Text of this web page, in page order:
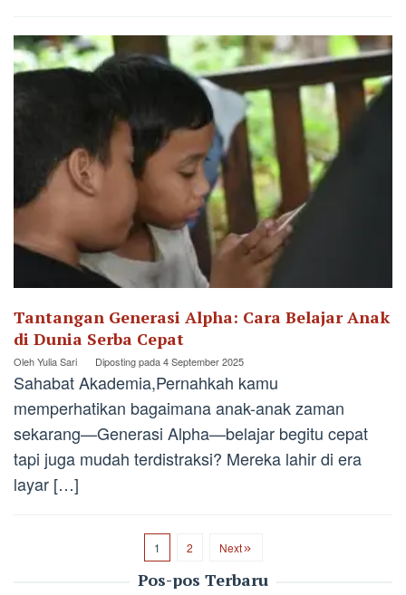
Tantangan Generasi Alpha: Cara Belajar Anak
di Dunia Serba Cepat
OlehYulia Sari Diposting pada4 September 2025
Sahabat Akademia,Pernahkah kamu
memperhatikan bagaimana anak-anak zaman
sekarang—Generasi Alpha—belajar begitu cepat
tapi juga mudah terdistraksi? Mereka lahir di era
layar […]
1 2 Next
Pos-pos Terbaru